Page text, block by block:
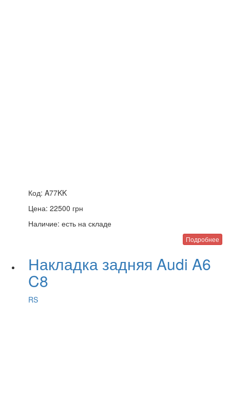
Код: A77KK
Цена: 22500 грн
Наличие: есть на складе
Подробнее
Накладка задняя Audi A6
C8
RS